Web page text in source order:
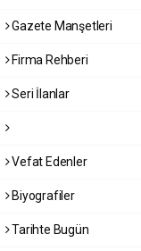
Gazete Manşetleri
Firma Rehberi
Seri İlanlar
Vefat Edenler
Biyografiler
Tarihte Bugün